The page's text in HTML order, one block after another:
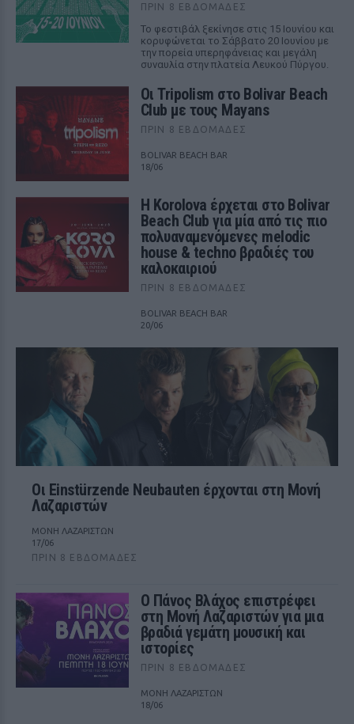
ΠΡΙΝ 8 ΕΒΔΟΜΆΔΕΣ
Το φεστιβάλ ξεκίνησε στις 15 Ιουνίου και
κορυφώνεται το Σάββατο 20 Ιουνίου με
την πορεία υπερηφάνειας και μεγάλη
συναυλία στην πλατεία Λευκού Πύργου.
Οι Tripolism στο Bolivar Beach
Club με τους Mayans
ΠΡΙΝ 8 ΕΒΔΟΜΆΔΕΣ
BOLIVAR BEACH BAR
18/06
Η Korolova έρχεται στο Bolivar
Beach Club για μία από τις πιο
πολυαναμενόμενες melodic
house & techno βραδιές του
καλοκαιριού
ΠΡΙΝ 8 ΕΒΔΟΜΆΔΕΣ
BOLIVAR BEACH BAR
20/06
Οι Einstürzende Neubauten έρχονται στη Μονή
Λαζαριστών
ΜΟΝΗ ΛΑΖΑΡΙΣΤΩΝ
17/06
ΠΡΙΝ 8 ΕΒΔΟΜΆΔΕΣ
Ο Πάνος Βλάχος επιστρέφει
στη Μονή Λαζαριστών για μια
βραδιά γεμάτη μουσική και
ιστορίες
ΠΡΙΝ 8 ΕΒΔΟΜΆΔΕΣ
ΜΟΝΗ ΛΑΖΑΡΙΣΤΩΝ
18/06